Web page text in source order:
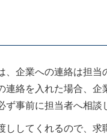
企業への連絡は担当
絡を入れた場合、企
事前に担当者へ相談
してくれるので、求